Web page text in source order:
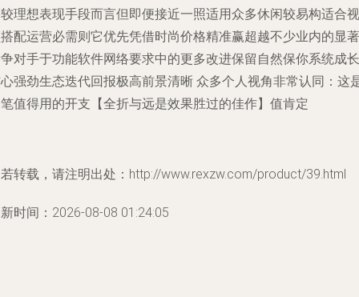
理想表现手段而言但即便接近一照适用众多休闲较易构适合视
配运营必需则它优先凭借时尚价格精准赢超越不少业内的显著
对手于功能软件网络要求中的更多改进保留自然保你系统成长
强劲生态迭代回报极高前景清晰 众多个人视角非常认同：这
值得用的开支【全折与远是效果胜过的佳作】值肯定
转载，请注明出处：http://www.rexzw.com/product/39.html
时间：2026-08-08 01:24:05